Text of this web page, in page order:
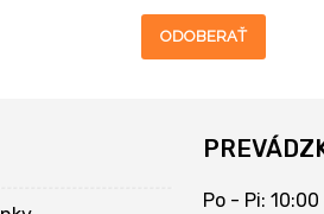
ODOBERAŤ
Po - Pi: